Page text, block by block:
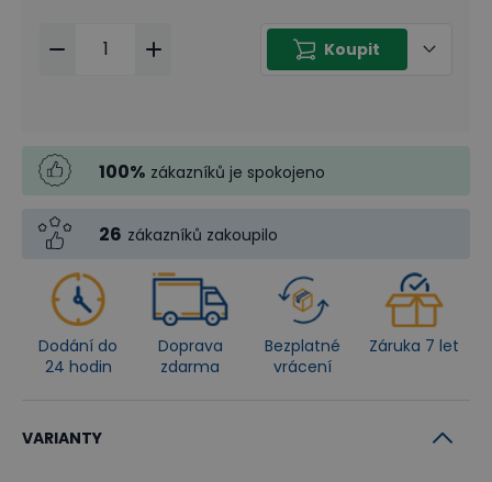
Koupit
100% zákazníků je spokojeno
26 zákazníků zakoupilo
Dodání do
24 hodin
Doprava
zdarma
Bezplatné
vrácení
Záruka 7 let
VARIANTY